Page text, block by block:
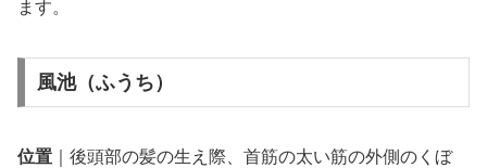
ます。
風池（ふうち）
位置 ｜後頭部の髪の生え際、首筋の太い筋の外側のくぼ